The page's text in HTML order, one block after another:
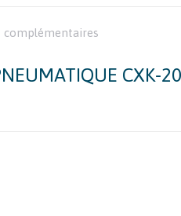
CXK-